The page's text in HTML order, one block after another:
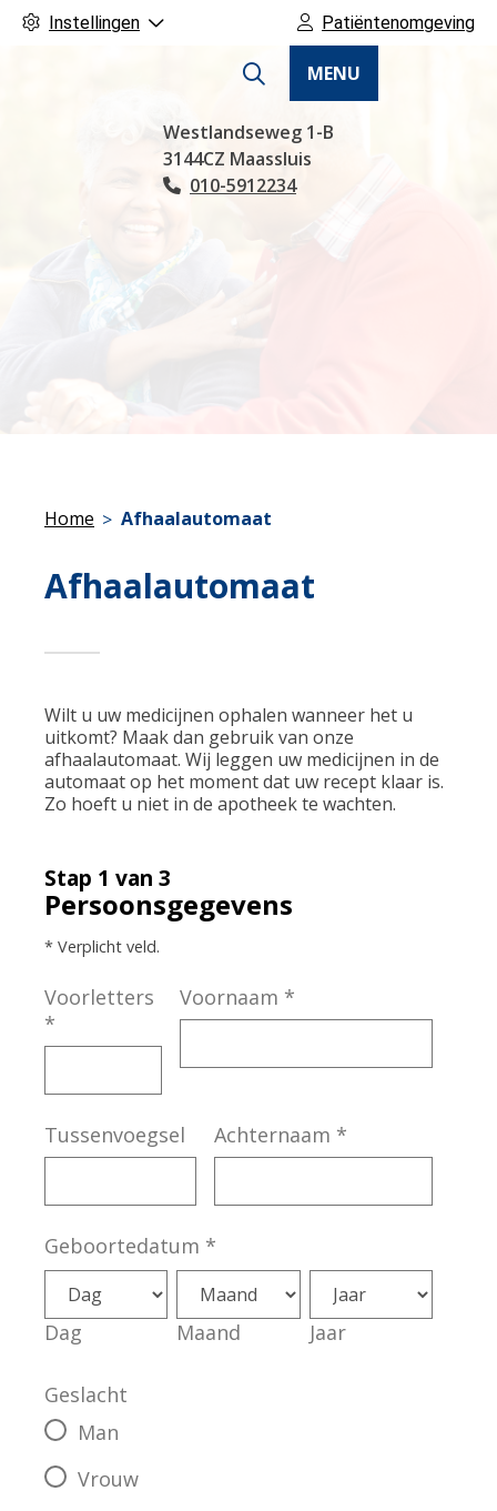
Instellingen Patiëntenomgeving
Hoofdmenu
MENU
Westlandseweg 1-B
3144CZ Maassluis
Tel:
010-5912234
Home Afhaalautomaat
Afhaalautomaat
Wilt u uw medicijnen ophalen wanneer het u
uitkomt? Maak dan gebruik van onze
afhaalautomaat. Wij leggen uw medicijnen in de
automaat op het moment dat uw recept klaar is.
Zo hoeft u niet in de apotheek te wachten.
Stap 1 van 3
Persoonsgegevens
* Verplicht veld.
Voorletters
*
Voornaam *
Tussenvoegsel Achternaam *
Geboortedatum *
Dag Maand Jaar
Geslacht
Man
Vrouw